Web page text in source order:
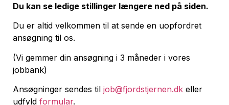
Du kan se ledige stillinger længere ned på siden.
Du er altid velkommen til at sende en uopfordret
ansøgning til os.
(Vi gemmer din ansøgning i 3 måneder i vores
jobbank)
Ansøgninger sendes til job@fjordstjernen.dk eller
udfyld formular.